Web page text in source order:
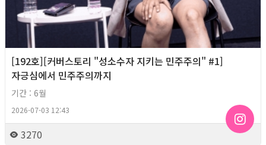
[192호][커버스토리 "성소수자 지키는 민주주의" #1]
자긍심에서 민주주의까지
기간 : 6월
2026-07-03 12:43
3270